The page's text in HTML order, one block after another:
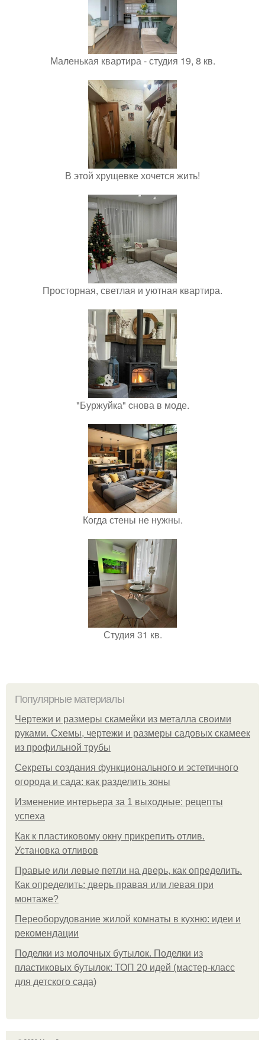
Маленькая квартира - студия 19, 8 кв.
В этой хрущевке хочется жить!
Просторная, светлая и уютная квартира.
"Буржуйка" cнова в моде.
Когда стены не нужны.
Студия 31 кв.
Популярные материалы
Чертежи и размеры скамейки из металла своими
руками. Схемы, чертежи и размеры садовых скамеек
из профильной трубы
Секреты создания функционального и эстетичного
огорода и сада: как разделить зоны
Изменение интерьера за 1 выходные: рецепты
успеха
Как к пластиковому окну прикрепить отлив.
Установка отливов
Правые или левые петли на дверь, как определить.
Как определить: дверь правая или левая при
монтаже?
Переоборудование жилой комнаты в кухню: идеи и
рекомендации
Поделки из молочных бутылок. Поделки из
пластиковых бутылок: ТОП 20 идей (мастер-класс
для детского сада)